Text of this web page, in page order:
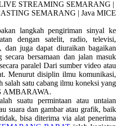
langkah pengiriman sinyal ke
dengan satelit, radio, televisi,
juga dapat diuraikan bagaikan
bersamaan dan jalan masuk
paralel Dari sumber video atau
Menurut disiplin ilmu komunikasi,
satu cabang ilmu koneksi yang
AMBARAWA.
suatu permintaan atau untaian
suara dan gambar atau grafik, baik
bisa diterima via alat penerima